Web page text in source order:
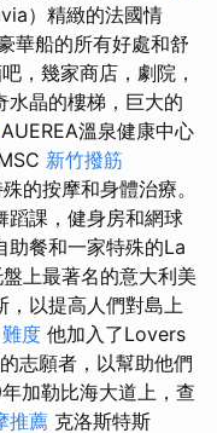
）精緻的法國情
華船的所有好處和舒
，幾家商店，劇院，
水晶的樓梯，巨大的
AUEREA溫泉健康中心
新竹撥筋
的按摩和身體治療。
蹈課，健身房和網球
助餐和一家特殊的La
上最著名的意大利美
，以提高人們對島上
度 他加入了Lovers
志願者，以幫助他們
加勒比海大道上，查
推薦 克洛斯特斯